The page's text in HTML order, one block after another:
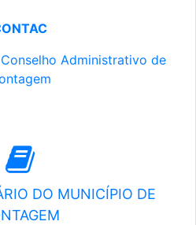
Administrativo de
DO MUNICÍPIO DE